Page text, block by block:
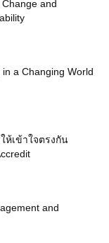
and
a Changing World
ห้เข้าใจตรงกัน
and